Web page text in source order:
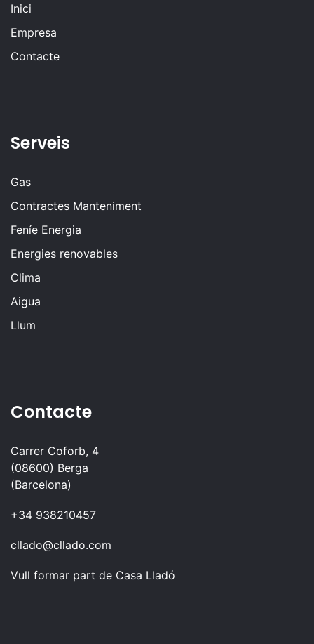
Inici
Empresa
Contacte
Serveis
Gas
Contractes Manteniment
Feníe Energia
Energies renovables
Clima
Aigua
Llum
Contacte
Carrer Coforb, 4
(08600) Berga
(Barcelona)
+34 938210457
cllado@cllado.com
Vull formar part de Casa Lladó